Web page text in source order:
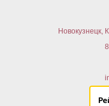
Новокузнецк,